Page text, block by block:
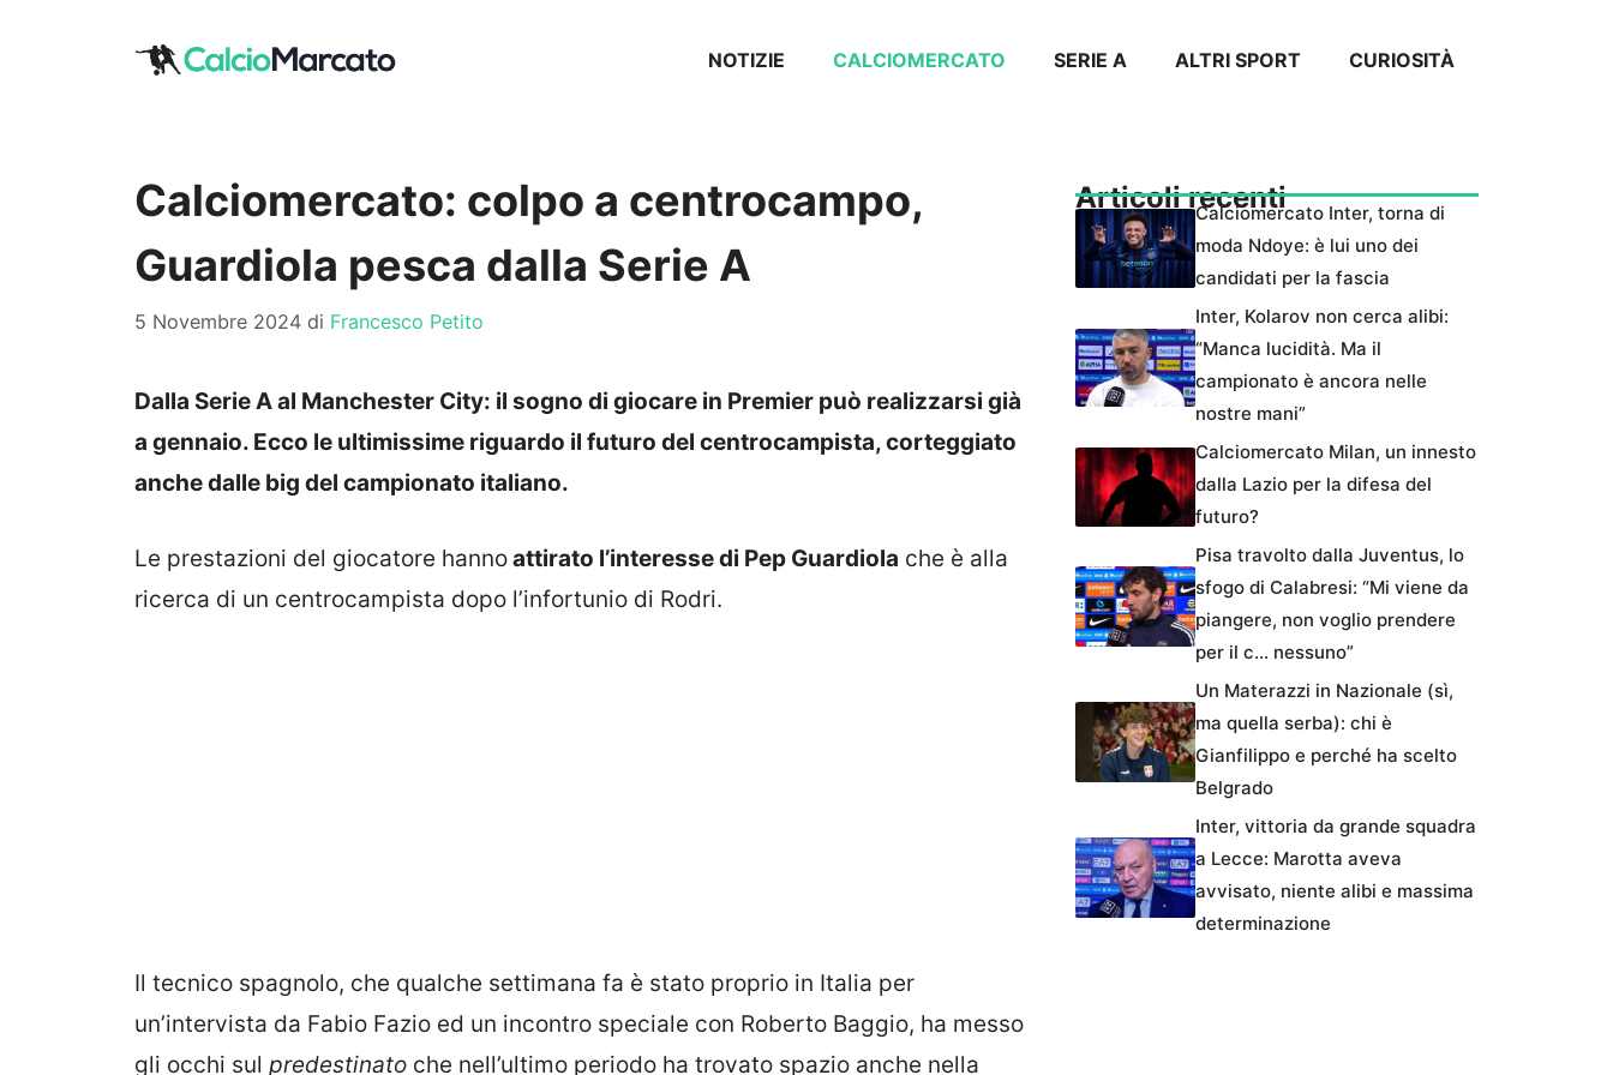
NOTIZIE CALCIOMERCATO SERIE A ALTRI SPORT CURIOSITÀ
Calciomercato: colpo a centrocampo,
Guardiola pesca dalla Serie A
5 Novembre 2024 di Francesco Petito
Dalla Serie A al Manchester City: il sogno di giocare in Premier può realizzarsi già
a gennaio. Ecco le ultimissime riguardo il futuro del centrocampista, corteggiato
anche dalle big del campionato italiano.
Le prestazioni del giocatore hannoattirato l’interesse di Pep Guardiola che è alla
ricerca di un centrocampista dopo l’infortunio di Rodri.
Il tecnico spagnolo, che qualche settimana fa è stato proprio in Italia per
un’intervista da Fabio Fazio ed un incontro speciale con Roberto Baggio, ha messo
gli occhi sul predestinato che nell’ultimo periodo ha trovato spazio anche nella
Articoli recentiCalciomercato Inter, torna di
moda Ndoye: è lui uno dei
candidati per la fascia
Inter, Kolarov non cerca alibi:
“Manca lucidità. Ma il
campionato è ancora nelle
nostre mani”
Calciomercato Milan, un innesto
dalla Lazio per la difesa del
futuro?
Pisa travolto dalla Juventus, lo
sfogo di Calabresi: “Mi viene da
piangere, non voglio prendere
per il c… nessuno”
Un Materazzi in Nazionale (sì,
ma quella serba): chi è
Gianfilippo e perché ha scelto
Belgrado
Inter, vittoria da grande squadra
a Lecce: Marotta aveva
avvisato, niente alibi e massima
determinazione